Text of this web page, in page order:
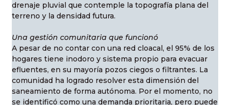
drenaje pluvial que contemple la topografía plana del
terreno y la densidad futura.
Una gestión comunitaria que funcionó
A pesar de no contar con una red cloacal, el 95% de los
hogares tiene inodoro y sistema propio para evacuar
efluentes, en su mayoría pozos ciegos o filtrantes. La
comunidad ha logrado resolver esta dimensión del
saneamiento de forma autónoma. Por el momento, no
se identificó como una demanda prioritaria, pero puede